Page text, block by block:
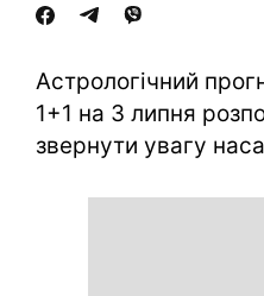
Астрологічний
1+1 на 3 липня
звернути увагу